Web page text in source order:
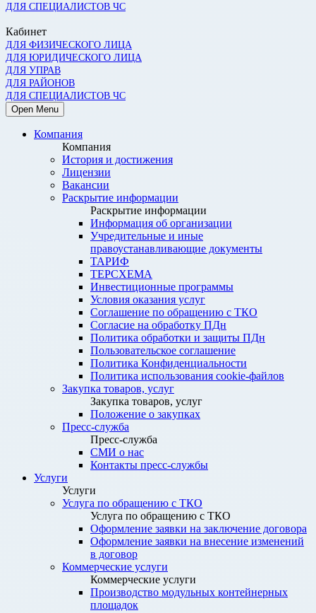
ДЛЯ СПЕЦИАЛИСТОВ ЧС
Кабинет
ДЛЯ ФИЗИЧЕСКОГО ЛИЦА
ДЛЯ ЮРИДИЧЕСКОГО ЛИЦА
ДЛЯ УПРАВ
ДЛЯ РАЙОНОВ
ДЛЯ СПЕЦИАЛИСТОВ ЧС
Open Menu
Компания
Компания
История и достижения
Лицензии
Вакансии
Раскрытие информации
Раскрытие информации
Информация об организации
Учредительные и иные
правоустанавливающие документы
ТАРИФ
ТЕРСХЕМА
Инвестиционные программы
Условия оказания услуг
Соглашение по обращению с ТКО
Согласие на обработку ПДн
Политика обработки и защиты ПДн
Пользовательское соглашение
Политика Конфиденциальности
Политика использования cookie-файлов
Закупка товаров, услуг
Закупка товаров, услуг
Положение о закупках
Пресс-служба
Пресс-служба
СМИ о нас
Контакты пресс-службы
Услуги
Услуги
Услуга по обращению с ТКО
Услуга по обращению с ТКО
Оформление заявки на заключение договора
Оформление заявки на внесение изменений
в договор
Коммерческие услуги
Коммерческие услуги
Производство модульных контейнерных
площадок